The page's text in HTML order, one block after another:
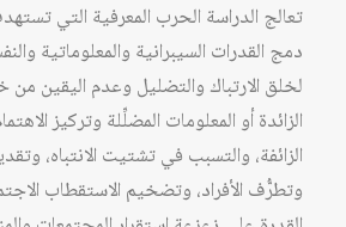
تعالج الدراسة الحرب المعرفية التي
دمج القدرات السيبرانية والمعلوماتية
لخلق الارتباك والتضليل وعدم اليقين
الزائدة أو المعلومات المضلِّلة وتركيز
الزائفة، والتسبب في تشتيت الانتباه،
وتطرُّف الأفراد، وتضخيم الاستقطاب